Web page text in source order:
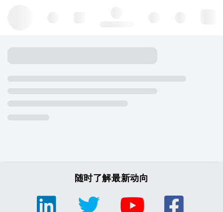
随时了解最新动向